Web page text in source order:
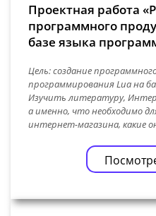
Проектная работа
программного
базе языка
Цель: создание
программирования Lua на
Изучить литературу,
а именно, что необходимо
интернет-магазина, какие